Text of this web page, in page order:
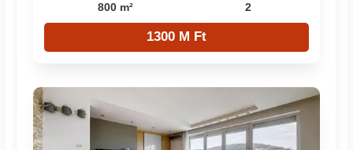
800 m² 2
1300 M Ft